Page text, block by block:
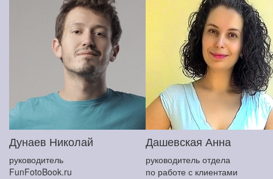
Дунаев Николай
руководитель
FunFotoBook.ru
Дашевская Анна
руководитель отдела
по работе с клиентами